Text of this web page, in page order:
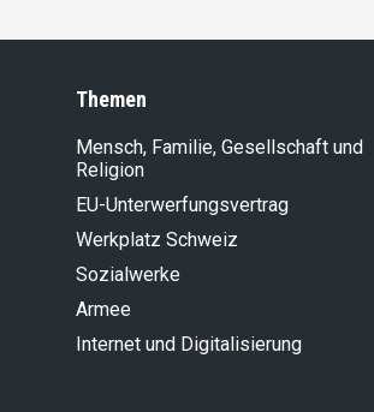
Themen
Mensch, Familie, Gesellschaft und
Religion
EU-Unterwerfungsvertrag
Werkplatz Schweiz
Sozialwerke
Armee
Internet und Digitalisierung